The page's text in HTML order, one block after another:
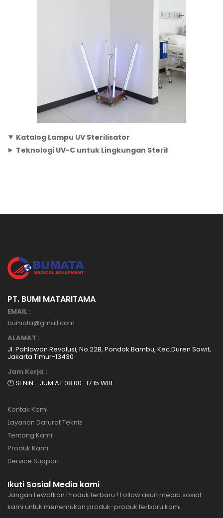
Katalog Lampu UV Sterilisator
Teknologi UV-C untuk Lingkungan Steril
PT. BUMI MATARITAMA
EMAIL :
bumata@gmail.com
ALAMAT :
Jl. Pahlawan Revolusi, No.22B, Pondok Bambu, Kec.Duren Sawit,
Jakarta Timur-13430
Jam Kerja :
🕐 SENIN - JUM'AT 08.00–17.15 WIB
Kontak Kami
Layanan Darurat Teknis
Tentang Kami
Produk Kami
Service Support
Ikuti Sosial Media kami
Jangan Lewatkan Produk terbaru ! Follow akun media sosial
kami untuk menemukan produk-produk terbaru kami.